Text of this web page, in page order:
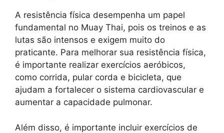
A resistência física desempenha um papel
fundamental no Muay Thai, pois os treinos e as
lutas são intensos e exigem muito do
praticante. Para melhorar sua resistência física,
é importante realizar exercícios aeróbicos,
como corrida, pular corda e bicicleta, que
ajudam a fortalecer o sistema cardiovascular e
aumentar a capacidade pulmonar.
Além disso, é importante incluir exercícios de